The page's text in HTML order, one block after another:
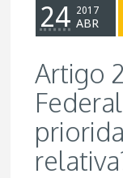
24 2017
ABR
Artigo